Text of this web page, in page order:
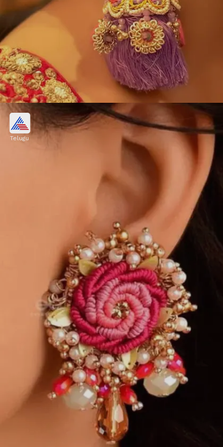
లాంగ్ థ్రెడ్ ఎంబ్రాయిడరీ ఇయర్ రింగ్
కొత్తగా పెళ్లయిన వధువులు ఇవి బాగా నప్పుతాయి. ఈ
తరహా ఇయర్ రింగ్స్‌ను దారాలతో చేసిన కట్ ఫ్లవర్స్‌తో
తయారు చేస్తారు. ఇవి చూడటానికి చాలా అందంగా
ఉంటాయి.
Telugu